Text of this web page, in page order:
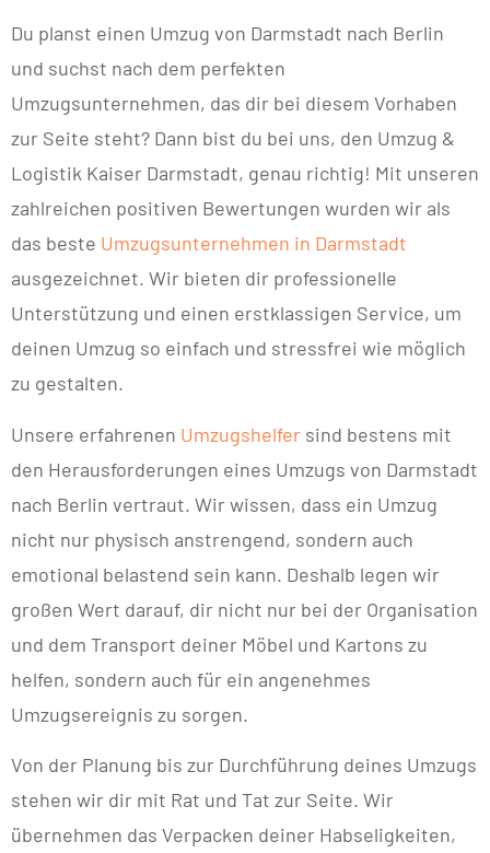
Du planst einen Umzug von Darmstadt nach Berlin
und suchst nach dem perfekten
Umzugsunternehmen, das dir bei diesem Vorhaben
zur Seite steht? Dann bist du bei uns, den Umzug &
Logistik Kaiser Darmstadt, genau richtig! Mit unseren
zahlreichen positiven Bewertungen wurden wir als
das beste Umzugsunternehmen in Darmstadt
ausgezeichnet. Wir bieten dir professionelle
Unterstützung und einen erstklassigen Service, um
deinen Umzug so einfach und stressfrei wie möglich
zu gestalten.
Unsere erfahrenen Umzugshelfer sind bestens mit
den Herausforderungen eines Umzugs von Darmstadt
nach Berlin vertraut. Wir wissen, dass ein Umzug
nicht nur physisch anstrengend, sondern auch
emotional belastend sein kann. Deshalb legen wir
großen Wert darauf, dir nicht nur bei der Organisation
und dem Transport deiner Möbel und Kartons zu
helfen, sondern auch für ein angenehmes
Umzugsereignis zu sorgen.
Von der Planung bis zur Durchführung deines Umzugs
stehen wir dir mit Rat und Tat zur Seite. Wir
übernehmen das Verpacken deiner Habseligkeiten,